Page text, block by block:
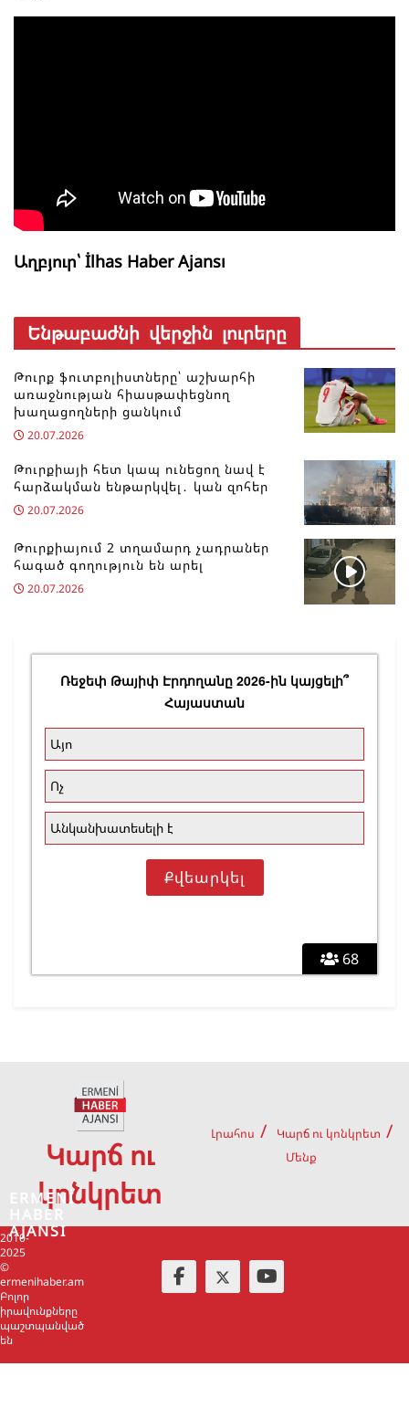
Աղբյուր՝ İlhas Haber Ajansı
Ենթաբաժնի վերջին լուրերը
Թուրք ֆուտբոլիստները՝ աշխարհի
առաջնության հիասթափեցնող
խաղացողների ցանկում
20.07.2026
Թուրքիայի հետ կապ ունեցող նավ է
հարձակման ենթարկվել․ կան զոհեր
20.07.2026
Թուրքիայում 2 տղամարդ չադրաներ
հագած գողություն են արել
20.07.2026
68
Ռեջեփ Թայիփ Էրդողանը 2026-ին կայցելի՞
Հայաստան
Այո
Ոչ
Անկանխատեսելի է
Կարճ ու
կոնկրետ
Լրահոս
Կարճ ու կոնկրետ
Մենք
2010-
2025
©
ermenihaber.am
Բոլոր
իրավունքները
պաշտպանված
են
ERMENİ
HABER
AJANSI